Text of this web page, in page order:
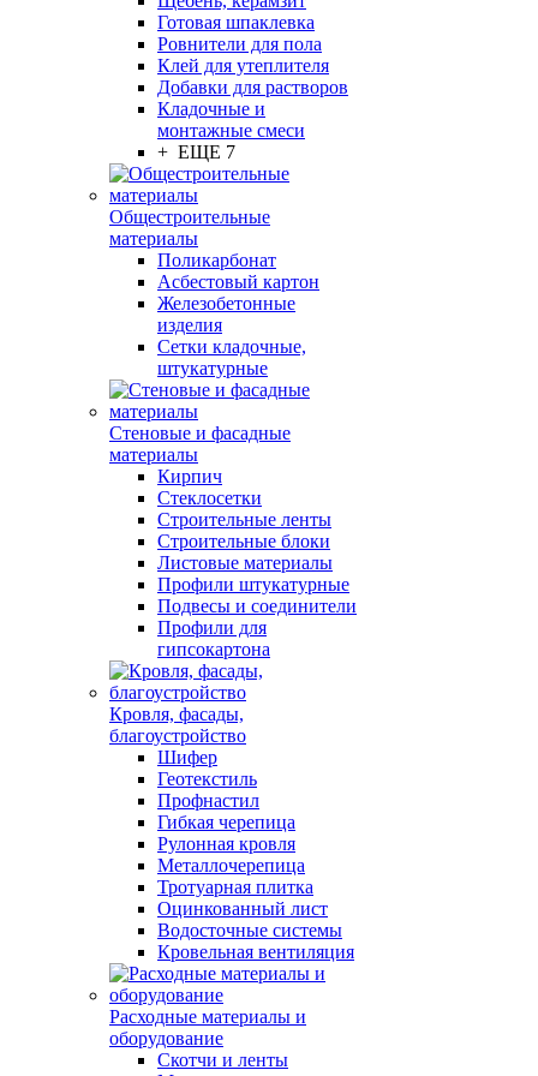
Готовая шпаклевка
Ровнители для пола
Клей для утеплителя
Добавки для растворов
Кладочные и
монтажные смеси
+ ЕЩЕ 7
Общестроительные
материалы
Поликарбонат
Асбестовый картон
Железобетонные
изделия
Сетки кладочные,
штукатурные
Стеновые и фасадные
материалы
Кирпич
Стеклосетки
Строительные ленты
Строительные блоки
Листовые материалы
Профили штукатурные
Подвесы и соединители
Профили для
гипсокартона
Кровля, фасады,
благоустройство
Шифер
Геотекстиль
Профнастил
Гибкая черепица
Рулонная кровля
Металлочерепица
Тротуарная плитка
Оцинкованный лист
Водосточные системы
Кровельная вентиляция
Расходные материалы и
оборудование
Скотчи и ленты